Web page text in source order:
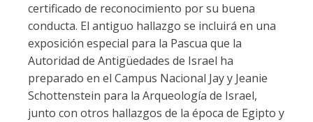
certificado de reconocimiento por su buena
conducta. El antiguo hallazgo se incluirá en una
exposición especial para la Pascua que la
Autoridad de Antigüedades de Israel ha
preparado en el Campus Nacional Jay y Jeanie
Schottenstein para la Arqueología de Israel,
junto con otros hallazgos de la época de Egipto y